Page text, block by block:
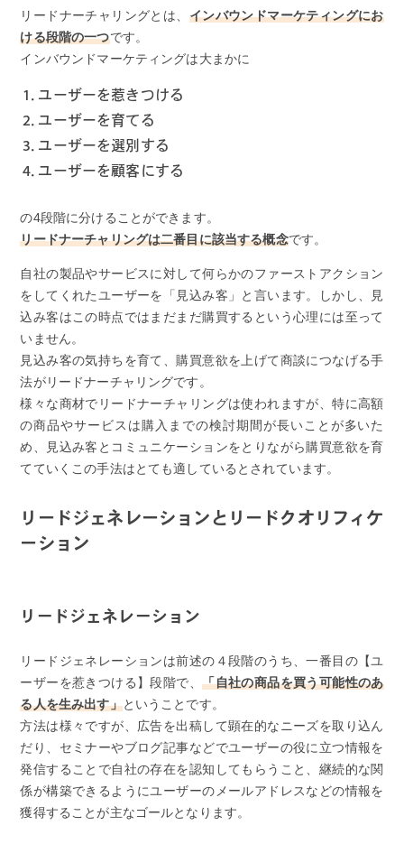
リードナーチャリングとは、 インバウンドマーケティングにお
ける段階の一つです。
インバウンドマーケティングは大まかに
ユーザーを惹きつける
ユーザーを育てる
ユーザーを選別する
ユーザーを顧客にする
の4段階に分けることができます。
リードナーチャリングは二番目に該当する概念です。
自社の製品やサービスに対して何らかのファーストアクション
をしてくれたユーザーを「見込み客」と言います。しかし、見
込み客はこの時点ではまだまだ購買するという心理には至って
いません。
見込み客の気持ちを育て、購買意欲を上げて商談につなげる手
法がリードナーチャリングです。
様々な商材でリードナーチャリングは使われますが、特に高額
の商品やサービスは購入までの検討期間が長いことが多いた
め、見込み客とコミュニケーションをとりながら購買意欲を育
てていくこの手法はとても適しているとされています。
リードジェネレーションとリードクオリフィケ
ーション
リードジェネレーション
リードジェネレーションは前述の４段階のうち、一番目の【ユ
ーザーを惹きつける】段階で、「自社の商品を買う可能性のあ
る人を生み出す」ということです。
方法は様々ですが、広告を出稿して顕在的なニーズを取り込ん
だり、セミナーやブログ記事などでユーザーの役に立つ情報を
発信することで自社の存在を認知してもらうこと、継続的な関
係が構築できるようにユーザーのメールアドレスなどの情報を
獲得することが主なゴールとなります。